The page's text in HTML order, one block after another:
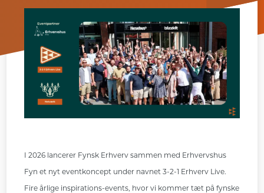
I 2026 lancerer Fynsk Erhverv sammen med Erhvervshus
Fyn et nyt eventkoncept under navnet 3-2-1 Erhverv Live.
Fire årlige inspirations-events, hvor vi kommer tæt på fynske